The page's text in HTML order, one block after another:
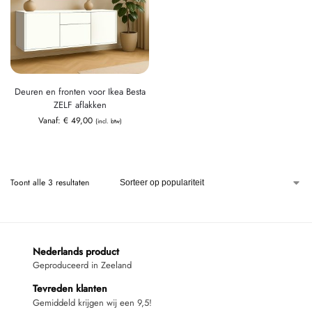
Deuren en fronten voor Ikea Besta
ZELF aflakken
Vanaf: €49,00 (incl. btw)
Toont alle 3 resultaten
Nederlands product
Geproduceerd in Zeeland
Tevreden klanten
Gemiddeld krijgen wij een 9,5!